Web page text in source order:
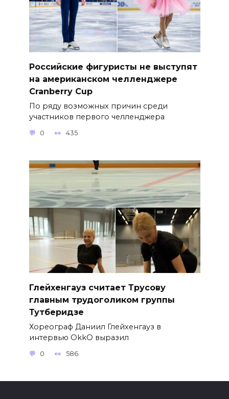
Российские фигуристы не выступят
на американском челленджере
Cranberry Cup
По ряду возможных причин среди
участников первого челленджера
0 435
Глейхенгауз считает Трусову
главным трудоголиком группы
Тутберидзе
Хореограф Даниил Глейхенгауз в
интервью OkkO выразил
0 586